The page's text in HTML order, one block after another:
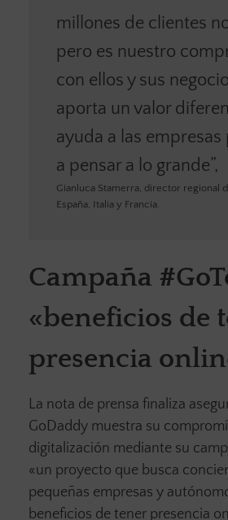
millones de clientes
pero es nuestro
con ellos y sus
aporta un valor
ayuda a las empresas
a pensar a lo grande”,
Gianluca Stamerra, director regional
España, Italia y Francia.
Campaña
«beneficios de
presencia
La nota de prensa finaliza
GoDaddy muestra su
digitalización mediante su
«un proyecto que busca
pequeñas empresas y
beneficios de tener presencia